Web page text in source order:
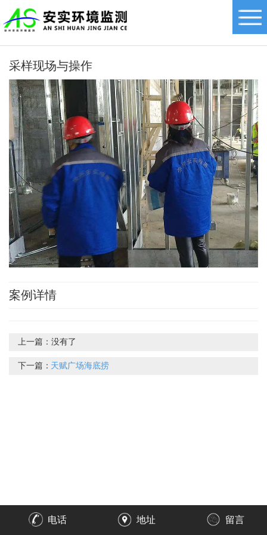
采样现场与操作
案例详情
上一篇： 没有了
下一篇： 天赋广场海底捞
电话 地址 留言